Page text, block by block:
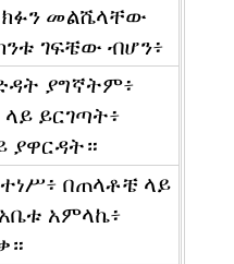
መልሼላቸው
ገፍቼው ብሆን፥
ያግኛትም፥
ይርገጣት፥
ያዋርዳት።
በጠላቶቼ ላይ
አምላኬ፥